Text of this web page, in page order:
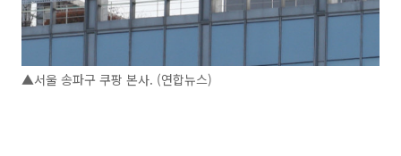
▲서울 송파구 쿠팡 본사. (연합뉴스)